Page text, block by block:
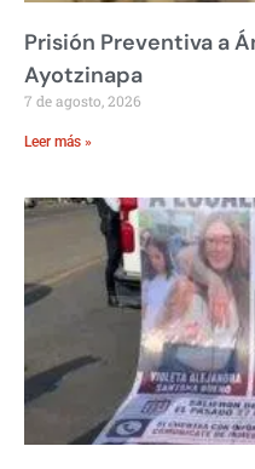
Prisión Preventiva a
Ayotzinapa
7 de agosto, 2026
Leer más »